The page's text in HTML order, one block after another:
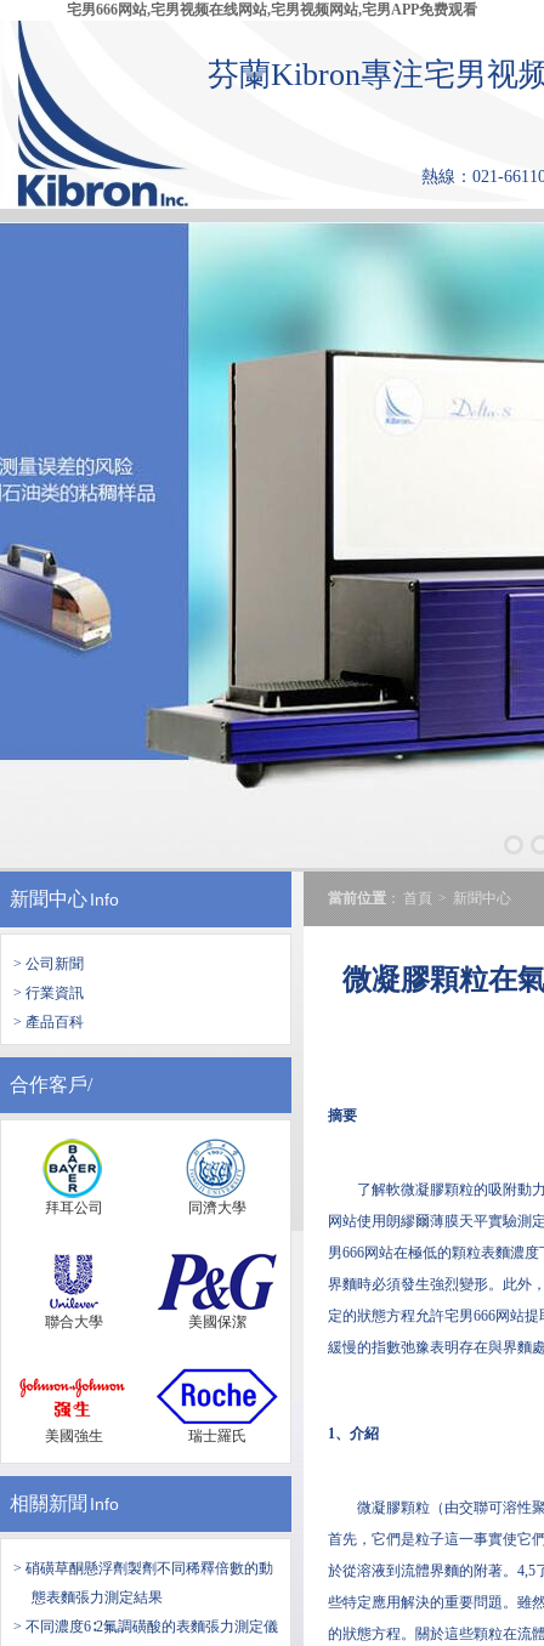
宅男666网站,宅男视频在线网站,宅男视频网站,宅男APP免费观看
芬蘭Kibron專注宅男视
熱線：021-
首 頁 產品中心 張力儀 宅
新聞中心Info
> 公司新聞
> 行業資訊
> 產品百科
合作客戶/
拜耳公司 同濟大學
聯合大學 美國保潔
美國強生 瑞士羅氏
相關新聞 Info
> 硝磺草酮懸浮劑製劑不同稀釋倍數的動
態表麵張力測定結果
> 不同濃度6∶2氟調磺酸的表麵張力測定儀
當前位置 ： 首頁 > 新聞中心
微凝膠顆粒在
摘要
了解軟微凝膠顆粒的吸附動
网站使用朗繆爾薄膜天平實驗測
男666网站在極低的顆粒表麵濃
界麵時必須發生強烈變形。此外
定的狀態方程允許宅男666网站
緩慢的指數弛豫表明存在與界麵
1、介紹
微凝膠顆粒（由交聯可溶性
首先，它們是粒子這一事實使它
於從溶液到流體界麵的附著。
些特定應用解決的重要問題。雖
的狀態方程。關於這些顆粒在流